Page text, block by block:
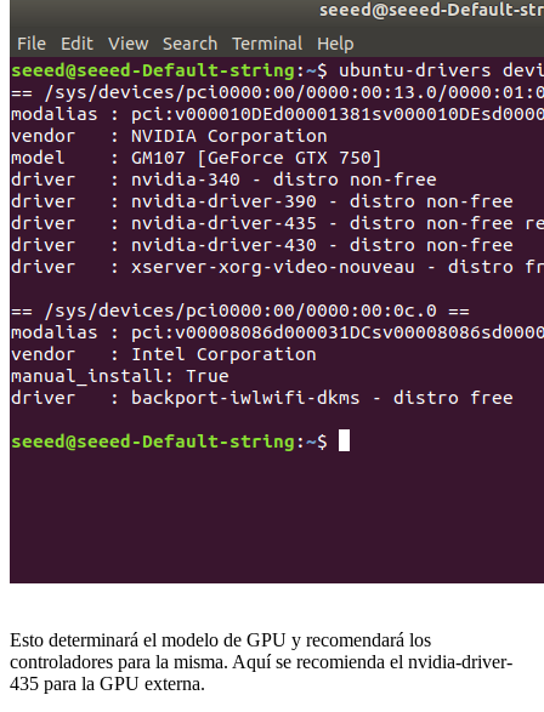
Esto determinará el modelo de GPU y recomendará los
controladores para la misma. Aquí se recomienda el nvidia-driver-
435 para la GPU externa.